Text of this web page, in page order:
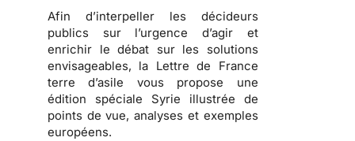
Afin d’interpeller les décideurs
publics sur l’urgence d’agir et
enrichir le débat sur les solutions
envisageables, la Lettre de France
terre d’asile vous propose une
édition spéciale Syrie illustrée de
points de vue, analyses et exemples
européens.